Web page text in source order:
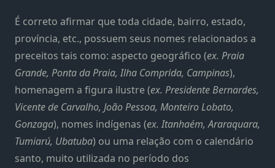
É correto afirmar que toda cidade, bairro, estado,
província, etc., possuem seus nomes relacionados a
preceitos tais como: aspecto geográfico (ex. Praia
Grande, Ponta da Praia, Ilha Comprida, Campinas),
homenagem a figura ilustre (ex. Presidente Bernardes,
Vicente de Carvalho, João Pessoa, Monteiro Lobato,
Gonzaga), nomes indígenas (ex. Itanhaém, Araraquara,
Tumiarú, Ubatuba) ou uma relação com o calendário
santo, muito utilizada no período dos